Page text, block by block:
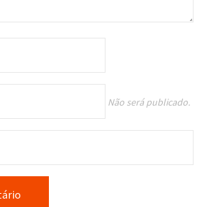
Não será publicado.